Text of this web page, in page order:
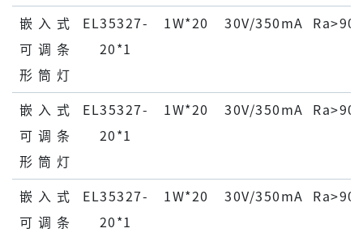
嵌 ⼊ 式
可 调 条
形 筒 灯
EL35327-
20*1
1W*20 30V/350mA Ra>90
嵌 ⼊ 式
可 调 条
形 筒 灯
EL35327-
20*1
1W*20 30V/350mA Ra>90
嵌 ⼊ 式
可 调 条
EL35327-
20*1
1W*20 30V/350mA Ra>90